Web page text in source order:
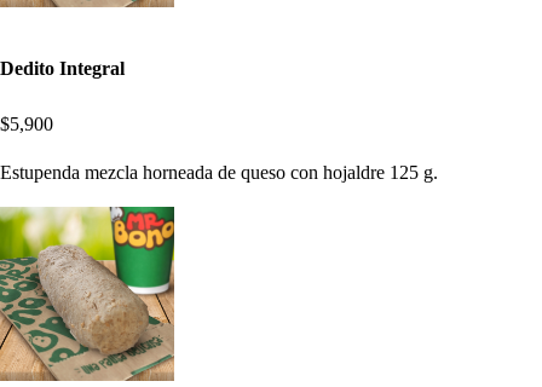
Dedito Integral
$5,900
Estupenda mezcla horneada de queso con hojaldre 125 g.